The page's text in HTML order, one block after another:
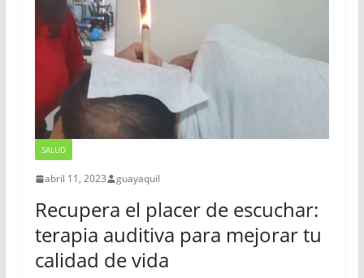
SALUD
abril 11, 2023 guayaquil
Recupera el placer de escuchar:
terapia auditiva para mejorar tu
calidad de vida